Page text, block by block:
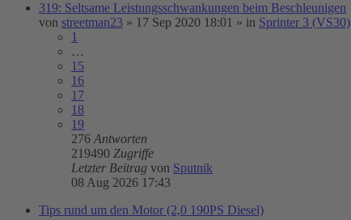
319: Seltsame Leistungsschwankungen beim Beschleunigen
von streetman23 » 17 Sep 2020 18:01 » in Sprinter 3 (VS30)
1
…
15
16
17
18
19
276 Antworten
219490 Zugriffe
Letzter Beitrag von Sputnik
08 Aug 2026 17:43
Tips rund um den Motor (2,0 190PS Diesel)